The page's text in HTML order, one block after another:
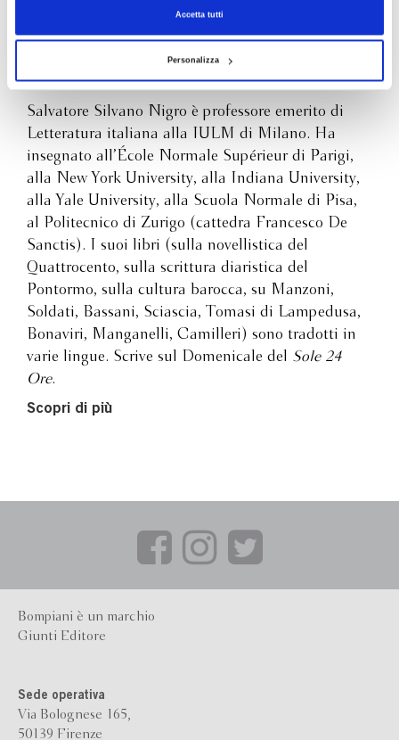
Accetta tutti
Personalizza
Salvatore Silvano
Salvatore Silvano Nigro è professore emerito di
Letteratura italiana alla IULM di Milano. Ha
insegnato all’École Normale Supérieur di Parigi,
alla New York University, alla Indiana University,
alla Yale University, alla Scuola Normale di Pisa,
al Politecnico di Zurigo (cattedra Francesco De
Sanctis). I suoi libri (sulla novellistica del
Quattrocento, sulla scrittura diaristica del
Pontormo, sulla cultura barocca, su Manzoni,
Soldati, Bassani, Sciascia, Tomasi di Lampedusa,
Bonaviri, Manganelli, Camilleri) sono tradotti in
varie lingue. Scrive sul Domenicale del Sole 24
Ore.
Scopri di più
Bompiani è un marchio
Giunti Editore
Sede operativa
Via Bolognese 165,
50139 Firenze